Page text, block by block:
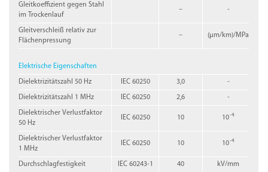
Gleitkoeffizient gegen Stahl
im Trockenlauf
– -
Gleitverschleiß relativ zur
Flächenpressung
– (µm/km)/MPa
Elektrische Eigenschaften
Dielektrizitätszahl 50 Hz IEC 60250 3,0 -
Dielektrizitätszahl 1 MHz IEC 60250 2,6 -
Dielektrischer Verlustfaktor
50 Hz
IEC 60250 10 10-4
Dielektrischer Verlustfaktor
1 MHz
IEC 60250 10 10-4
Durchschlagfestigkeit IEC 60243-1 40 kV/mm